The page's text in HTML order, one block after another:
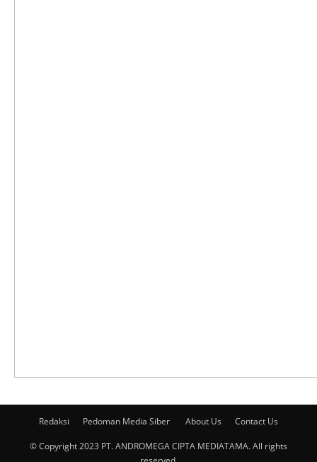
Redaksi Pedoman Media Siber About Us Contact Us
© Copyright 2023 PT. ANDROMEGA CIPTA MEDIATAMA. All rights